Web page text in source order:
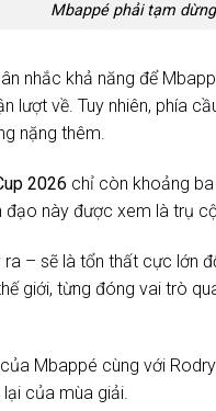
Mbappé phải tạm
nhắc khả năng để
lượt về. Tuy nhiên, phía
nặng thêm.
2026 chỉ còn khoảng
đạo này được xem là trụ
– sẽ là tổn thất cực lớn
giới, từng đóng vai trò
Mbappé cùng với
của mùa giải.